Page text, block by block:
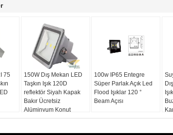
75
150W Dış Mekan LED
Taşkın Işık 120D
reflektör Siyah Kapak
Bakır Ücretsiz
Alüminyum Konut
100w IP65 Entegre
Süper Parlak Açık Led
Flood Işıklar 120 °
Beam Açısı